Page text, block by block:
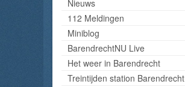
Nieuws
112 Meldingen
Miniblog
BarendrechtNU Live
Het weer in Barendrecht
Treintijden station Barendrecht